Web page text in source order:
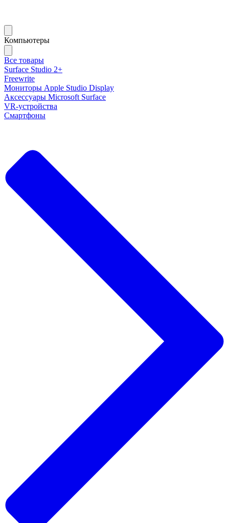
Компьютеры
Все товары
Surface Studio 2+
Freewrite
Мониторы Apple Studio Display
Аксессуары Microsoft Surface
VR-устройства
Смартфоны